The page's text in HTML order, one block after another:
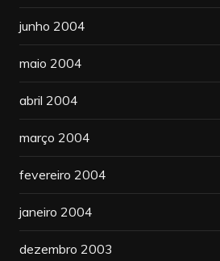
junho 2004
maio 2004
abril 2004
março 2004
fevereiro 2004
janeiro 2004
dezembro 2003